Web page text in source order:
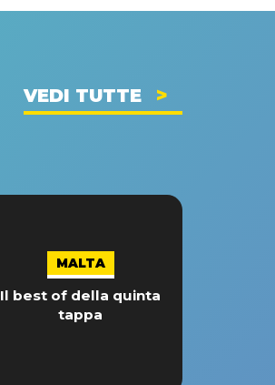
VEDI TUTTE
MALTA
Il best of della quinta
tappa